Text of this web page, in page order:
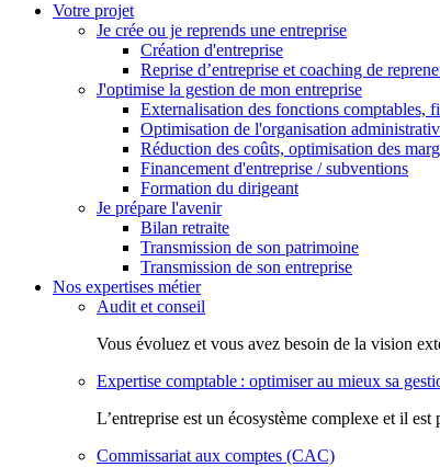
Votre projet
Je crée ou je reprends une entreprise
Création d'entreprise
Reprise d’entreprise et coaching de
J'optimise la gestion de mon entreprise
Externalisation des fonctions comptables,
Optimisation de l'organisation
Réduction des coûts, optimisation des
Financement d'entreprise / subventions
Formation du dirigeant
Je prépare l'avenir
Bilan retraite
Transmission de son patrimoine
Transmission de son entreprise
Nos expertises métier
Audit et conseil
Vous évoluez et vous avez besoin de la vision
Expertise comptable : optimiser au mieux sa
L’entreprise est un écosystème complexe et il
Commissariat aux comptes (CAC)